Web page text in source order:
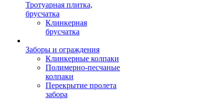
Тротуарная плитка,
брусчатка
Клинкерная
брусчатка
Заборы и ограждения
Клинкерные колпаки
Полимерно-песчаные
колпаки
Перекрытие пролета
забора